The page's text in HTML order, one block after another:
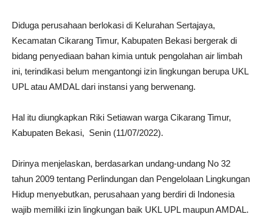
Diduga perusahaan berlokasi di Kelurahan Sertajaya,
Kecamatan Cikarang Timur, Kabupaten Bekasi bergerak di
bidang penyediaan bahan kimia untuk pengolahan air limbah
ini, terindikasi belum mengantongi izin lingkungan berupa UKL
UPL atau AMDAL dari instansi yang berwenang.
Hal itu diungkapkan Riki Setiawan warga Cikarang Timur,
Kabupaten Bekasi, Senin (11/07/2022).
Dirinya menjelaskan, berdasarkan undang-undang No 32
tahun 2009 tentang Perlindungan dan Pengelolaan Lingkungan
Hidup menyebutkan, perusahaan yang berdiri di Indonesia
wajib memiliki izin lingkungan baik UKL UPL maupun AMDAL.